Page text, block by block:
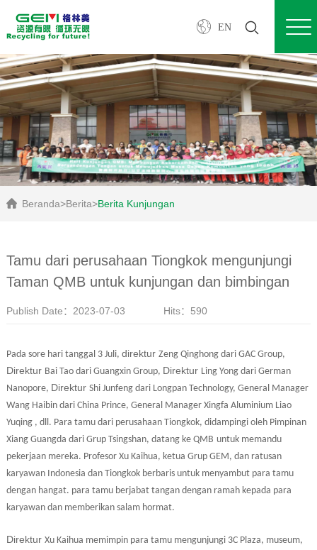
EN
Beranda>Berita>Berita Kunjungan
Tamu dari perusahaan Tiongkok mengunjungi
Taman QMB untuk kunjungan dan bimbingan
Publish Date：2023-07-03 Hits：590
Pada sore hari tanggal 3 Juli, direktur Zeng Qinghong dari GAC Group,
Direktur Bai Tao dari Guangxin Group, Direktur Ling Yong dari German
Nanopore, Direktur Shi Junfeng dari Longpan Technology, General Manager
Wang Haibin dari China Prince, General Manager Xingfa Aluminium Liao
Yuqing , dll. Para tamu dari perusahaan Tiongkok, didampingi oleh Pimpinan
Xiang Guangda dari Grup Tsingshan, datang ke QMB untuk memandu
pekerjaan mereka. Profesor Xu Kaihua, ketua Grup GEM, dan ratusan
karyawan Indonesia dan Tiongkok berbaris untuk menyambut para tamu
dengan hangat. para tamu berjabat tangan dengan ramah kepada para
karyawan dan memberikan salam hormat.
Direktur Xu Kaihua memimpin para tamu mengunjungi 3C Plaza, museum,